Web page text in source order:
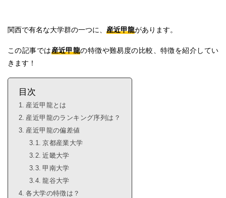
関西で有名な大学群の一つに、 産近甲龍があります。
この記事では産近甲龍の特徴や難易度の比較、特徴を紹介してい
きます！
目次
産近甲龍とは
産近甲龍のランキング序列は？
産近甲龍の偏差値
京都産業大学
近畿大学
甲南大学
龍谷大学
各大学の特徴は？